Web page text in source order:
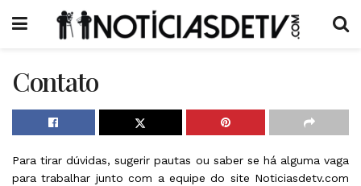
Contato
Para tirar dúvidas, sugerir pautas ou saber se há alguma vaga
para trabalhar junto com a equipe do site Noticiasdetv.com